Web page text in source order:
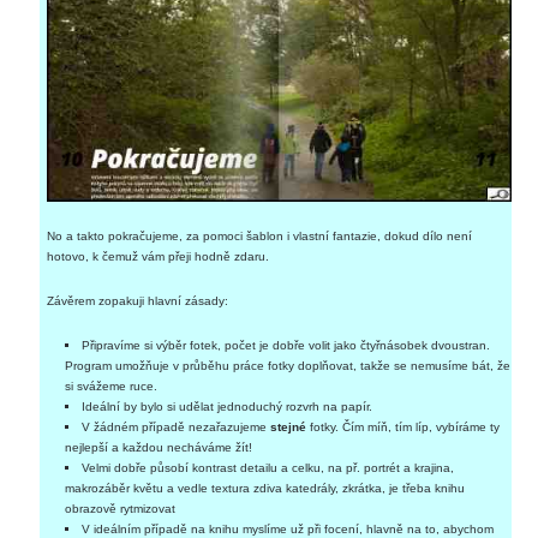
No a takto pokračujeme, za pomoci šablon i vlastní fantazie, dokud dílo není
hotovo, k čemuž vám přeji hodně zdaru.
Závěrem zopakuji hlavní zásady:
Připravíme si výběr fotek, počet je dobře volit jako čtyřnásobek dvoustran.
Program umožňuje v průběhu práce fotky doplňovat, takže se nemusíme bát, že
si svážeme ruce.
Ideální by bylo si udělat jednoduchý rozvrh na papír.
V žádném případě nezařazujeme stejnéfotky. Čím míň, tím líp, vybíráme ty
nejlepší a každou necháváme žít!
Velmi dobře působí kontrast detailu a celku, na př. portrét a krajina,
makrozáběr květu a vedle textura zdiva katedrály, zkrátka, je třeba knihu
obrazově rytmizovat
V ideálním případě na knihu myslíme už při focení, hlavně na to, abychom